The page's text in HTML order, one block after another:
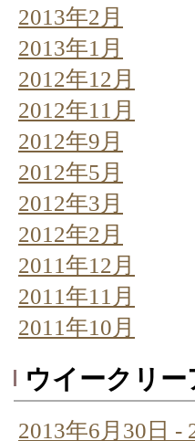
2013年2月
2013年1月
2012年12月
2012年11月
2012年9月
2012年5月
2012年3月
2012年2月
2011年12月
2011年11月
2011年10月
ウイークリ
2013年6月30日 -